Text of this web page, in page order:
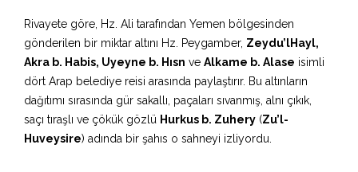
Rivayete göre, Hz. Ali tarafından Yemen bölgesinden
gönderilen bir miktar altını Hz. Peygamber, Zeydu’lHayl,
Akra b. Habis, Uyeyne b. Hısn ve Alkame b. Alase isimli
dört Arap belediye reisi arasında paylaştırır. Bu altınların
dağıtımı sırasında gür sakallı, paçaları sıvanmış, alnı çıkık,
saçı tıraşlı ve çökük gözlü Hurkus b. Zuhery (Zu’l-
Huveysire) adında bir şahıs o sahneyi izliyordu.